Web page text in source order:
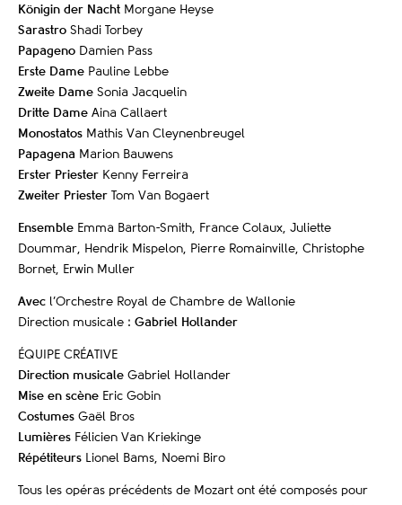
Königin der Nacht Morgane Heyse
Sarastro Shadi Torbey
Papageno Damien Pass
Erste Dame Pauline Lebbe
Zweite Dame Sonia Jacquelin
Dritte Dame Aina Callaert
Monostatos Mathis Van Cleynenbreugel
Papagena Marion Bauwens
Erster Priester Kenny Ferreira
Zweiter Priester Tom Van Bogaert
Ensemble Emma Barton-Smith, France Colaux, Juliette
Doummar, Hendrik Mispelon, Pierre Romainville, Christophe
Bornet, Erwin Muller
Avec l’Orchestre Royal de Chambre de Wallonie
Direction musicale : Gabriel Hollander
​ÉQUIPE CRÉATIVE
Direction musicale Gabriel Hollander
Mise en scène Eric Gobin
Costumes Gaël Bros
Lumières Félicien Van Kriekinge
Répétiteurs Lionel Bams, Noemi Biro
Tous les opéras précédents de Mozart ont été composés pour